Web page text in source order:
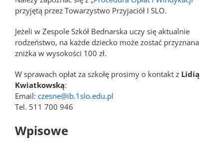
przyjętą przez Towarzystwo Przyjaciół I SLO.
Jeżeli w Zespole Szkół Bednarska uczy się aktualnie
rodzeństwo, na każde dziecko może zostać przyznana
zniżka w wysokości 100 zł.
W sprawach opłat za szkołę prosimy o kontakt z Lidią
Kwiatkowską:
Email: czesne@ib.1slo.edu.pl
Tel. 511 700 946
Wpisowe